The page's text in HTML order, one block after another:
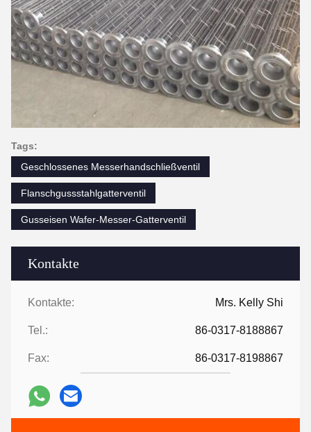
Kontakte
Kontakte: Mrs. Kelly Shi
Tel.: 86-0317-8188867
Fax: 86-0317-8198867
Tags:
Geschlossenes Messerhandschließventil
Flanschgussstahlgatterventil
Gusseisen Wafer-Messer-Gatterventil